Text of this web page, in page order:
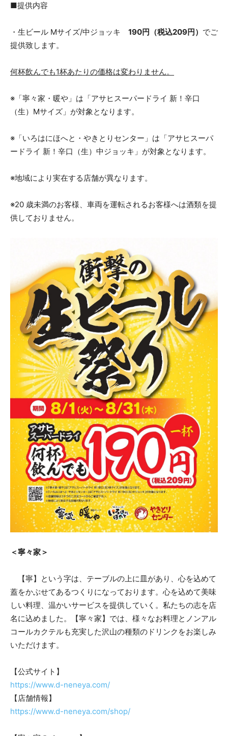
■提供内容
・生ビール Mサイズ/中ジョッキ 190円（税込209円） でご
提供致します。
何杯飲んでも1杯あたりの価格は変わりません。
※「寧々家・暖や」は「アサヒスーパードライ 新！辛口
（生）Mサイズ」が対象となります。
※「いろはにほへと・やきとりセンター」は「アサヒスーパ
ードライ 新！辛口（生）中ジョッキ」が対象となります。
※地域により実在する店舗が異なります。
※20 歳未満のお客様、車両を運転されるお客様へは酒類を提
供しておりません。
＜寧々家＞
【寧】という字は、テーブルの上に皿があり、心を込めて
蓋をかぶせてあるつくりになっております。心を込めて美味
しい料理、温かいサービスを提供していく。私たちの志を店
名に込めました。【寧々家】では、様々なお料理とノンアル
コールカクテルも充実した沢山の種類のドリンクをお楽しみ
いただけます。
【公式サイト】
https://www.d-neneya.com/
【店舗情報】
https://www.d-neneya.com/shop/